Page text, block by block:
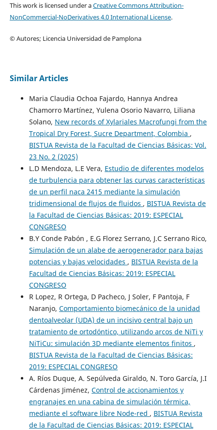
This work is licensed under aCreative Commons Attribution-
NonCommercial-NoDerivatives 4.0 International License.
© Autores; Licencia Universidad de Pamplona
Similar Articles
Maria Claudia Ochoa Fajardo, Hannya Andrea
Chamorro Martínez, Yulena Osorio Navarro, Liliana
Solano, New records of Xylariales Macrofungi from the
Tropical Dry Forest, Sucre Department, Colombia ,
BISTUA Revista de la Facultad de Ciencias Básicas: Vol.
23 No. 2 (2025)
L.D Mendoza, L.E Vera, Estudio de diferentes modelos
de turbulencia para obtener las curvas características
de un perfil naca 2415 mediante la simulación
tridimensional de flujos de fluidos , BISTUA Revista de
la Facultad de Ciencias Básicas: 2019: ESPECIAL
CONGRESO
B.Y Conde Pabón , E.G Florez Serrano, J.C Serrano Rico,
Simulación de un alabe de aerogenerador para bajas
potencias y bajas velocidades , BISTUA Revista de la
Facultad de Ciencias Básicas: 2019: ESPECIAL
CONGRESO
R Lopez, R Ortega, D Pacheco, J Soler, F Pantoja, F
Naranjo, Comportamiento biomecánico de la unidad
dentoalveolar (UDA) de un incisivo central bajo un
tratamiento de ortodóntico, utilizando arcos de NiTi y
NiTiCu: simulación 3D mediante elementos finitos ,
BISTUA Revista de la Facultad de Ciencias Básicas:
2019: ESPECIAL CONGRESO
A. Ríos Duque, A. Sepúlveda Giraldo, N. Toro García, J.I
Cárdenas Jiménez, Control de accionamientos y
engranajes en una cabina de simulación térmica,
mediante el software libre Node-red , BISTUA Revista
de la Facultad de Ciencias Básicas: 2019: ESPECIAL